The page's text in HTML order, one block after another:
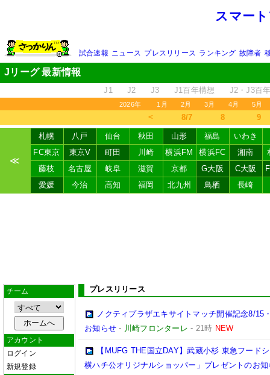
スマー
試合速報 ニュース プレスリリース ランキング 故障者
Jリーグ 最新情報
J1 J2 J3 J1百年構想 J2・J3百
2026年 1月 2月 3月 4月 5月
＜ 8/7 8 9
≪
札幌 八戸 仙台 秋田 山形 福島
いわき
FC東京
東京V 町田 川崎 横浜FM 横浜FC 湘南
藤枝
名古屋 岐阜 滋賀 京都 G大阪 C大阪
愛媛
今治 高知 福岡 北九州 鳥栖 長崎
チーム
アカウント
ログイン
新規登録
プレスリリース
ノクティプラザエキサイトマッチ開催記念8/
お知らせ - 川崎フロンターレ - 21時 NEW
【MUFG THE国立DAY】武蔵小杉 東急フード
横ハチ公オリジナルショッパー」プレゼントのお知